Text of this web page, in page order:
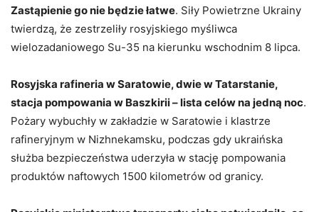
Zastąpienie go nie będzie łatwe. Siły Powietrzne Ukrainy
twierdzą, że zestrzeliły rosyjskiego myśliwca
wielozadaniowego Su-35 na kierunku wschodnim 8 lipca.
Rosyjska rafineria w Saratowie, dwie w Tatarstanie,
stacja pompowania w Baszkirii – lista celów na jedną noc.
Pożary wybuchły w zakładzie w Saratowie i klastrze
rafineryjnym w Nizhnekamsku, podczas gdy ukraińska
służba bezpieczeństwa uderzyła w stację pompowania
produktów naftowych 1500 kilometrów od granicy.